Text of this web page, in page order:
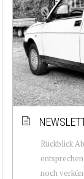
Rückblick
noch